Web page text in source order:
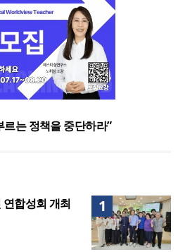
에는 미국보다 먼저 일본이 있었습
르는 정책을 중단하라”
는 미국보다 먼저 일본이 있었습
틸 美 대사, 한미동맹의 가교 되어
1
합성회 개최